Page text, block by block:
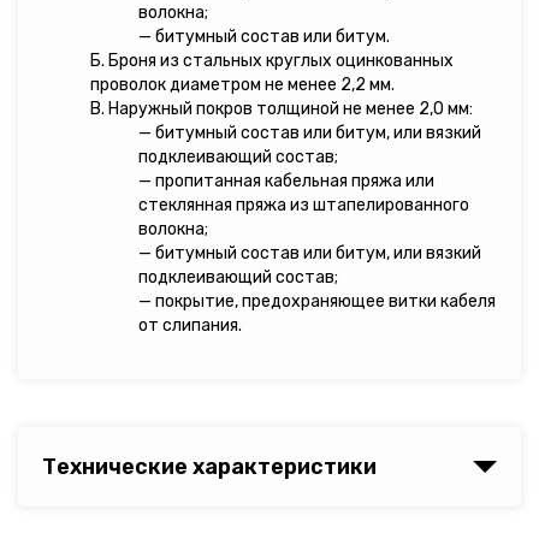
волокна;
— битумный состав или битум.
Б. Броня из стальных круглых оцинкованных
проволок диаметром не менее 2,2 мм.
В. Наружный покров толщиной не менее 2,0 мм:
— битумный состав или битум, или вязкий
подклеивающий состав;
— пропитанная кабельная пряжа или
стеклянная пряжа из штапелированного
волокна;
— битумный состав или битум, или вязкий
подклеивающий состав;
— покрытие, предохраняющее витки кабеля
от слипания.
Технические характеристики